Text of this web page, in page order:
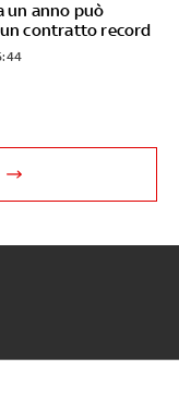
un anno può
contratto record